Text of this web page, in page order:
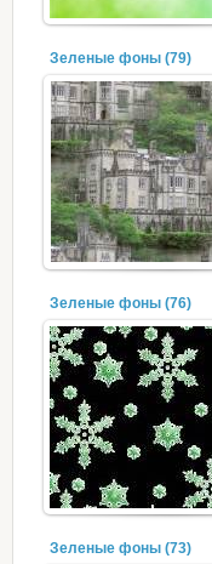
Зеленые фоны (79)
Зеленые фоны (76)
Зеленые фоны (73)